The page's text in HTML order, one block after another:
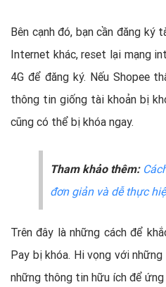
Bên cạnh đó, bạn cần đăng ký
Internet khác, reset lại mạng
4G để đăng ký. Nếu Shopee
thông tin giống tài khoản bị
cũng có thể bị khóa ngay.
Tham khảo thêm:
đơn giản và dễ thực
Trên đây là những cách để
Pay bị khóa. Hi vọng với
những thông tin hữu ích để ứng